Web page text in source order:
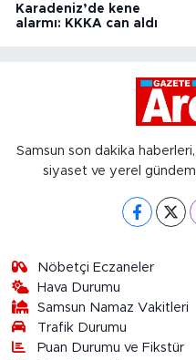
Karadeniz’de kene
alarmı: KKKA can aldı
Samsun son dakika
siyaset ve yerel
Nöbetçi Eczaneler
Hava Durumu
Samsun Namaz Vakitleri
Trafik Durumu
Puan Durumu ve Fikstür